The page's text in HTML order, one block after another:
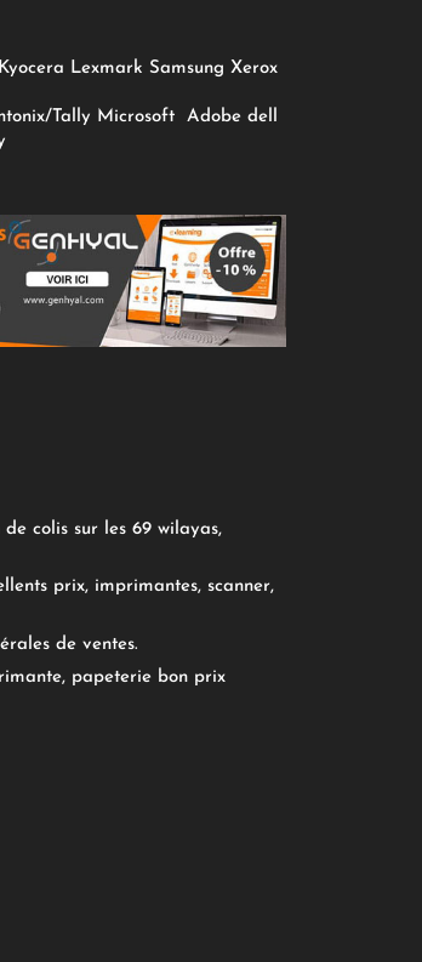
Kyocera Lexmark Samsung Xerox
Tally Microsoft Adobe dell
colis sur les 69 wilayas,
prix, imprimantes, scanner,
de ventes.
papeterie bon prix